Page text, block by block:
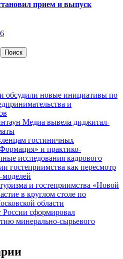
прием и выпуск
Поиск
обсудили новые инициативы по
и
Медиа вывела диджитал-
гостиничных
и практико-
исследования кадрового
гостеприимства как пересмотр
и гостеприимства «Новой
в круглом столе по
области
сформировал
минерально-сырьевого